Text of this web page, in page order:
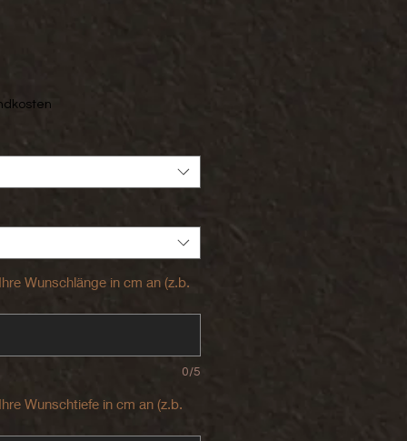
Wunschlänge in cm an (z.b.
0/5
Wunschtiefe in cm an (z.b.